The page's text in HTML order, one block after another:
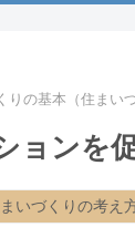
りの基本（住まい
ョンを
いづくりの考え